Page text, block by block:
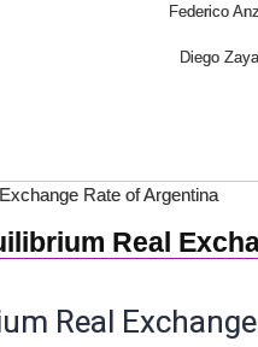
Federico
Diego
Rate of Argentina
Real
Real